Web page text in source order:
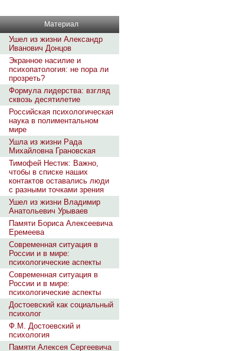
Материал
Ушел из жизни Александр
Иванович Донцов
Экранное насилие и
психопатология: не пора ли
прозреть?
Формула лидерства: взгляд
сквозь десятилетие
Российская психологическая
наука в полиментальном
мире
Ушла из жизни Рада
Михайловна Грановская
Тимофей Нестик: Важно,
чтобы в списке наших
контактов оставались люди
с разными точками зрения
Ушел из жизни Владимир
Анатольевич Урываев
Памяти Бориса Алексеевича
Еремеева
Современная ситуация в
России и в мире:
психологические аспекты
Современная ситуация в
России и в мире:
психологические аспекты
Достоевский как социальный
психолог
Ф.М. Достоевский и
психология
Памяти Алексея Сергеевича